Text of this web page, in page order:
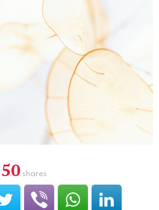
50 shares